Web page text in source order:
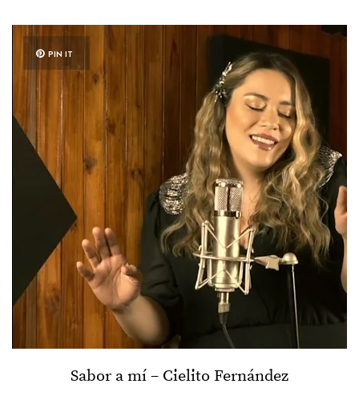
PIN IT
Sabor a mí – Cielito Fernández